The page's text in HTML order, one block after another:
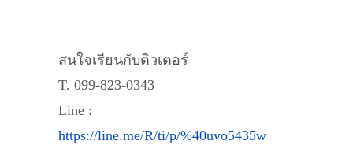
สนใจเรียนกับติวเตอร์
T. 099-823-0343
Line :
https://line.me/R/ti/p/%40uvo5435w